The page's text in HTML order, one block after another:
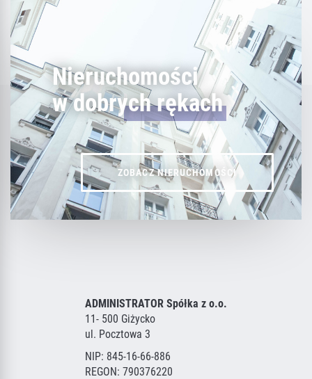
Nieruchomości
w dobrych rękach
ZOBACZ NIERUCHOMOŚCI
ADMINISTRATOR Spółka z o.o.
11- 500 Giżycko
ul. Pocztowa 3
NIP: 845-16-66-886
REGON: 790376220